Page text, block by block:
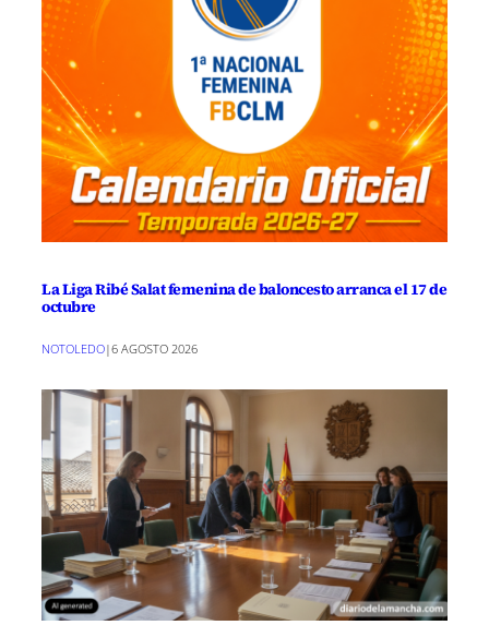
La Liga Ribé Salat femenina de baloncesto arranca el 17 de
octubre
NOTOLEDO|6 AGOSTO 2026